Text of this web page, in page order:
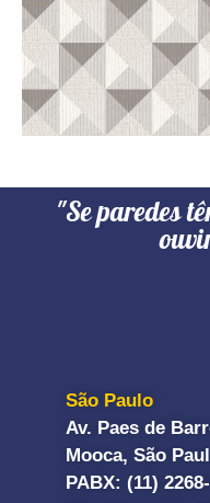
"Se paredes
São Paulo
Av. Paes de
Mooca, São
PABX: (11)